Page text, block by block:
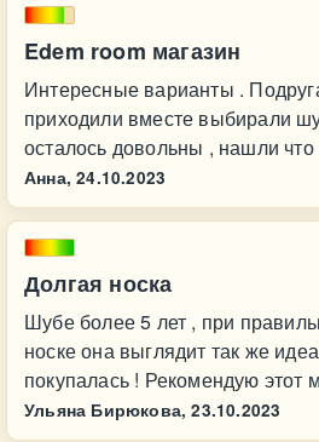
Edem room магазин
Интересные варианты .
приходили вместе выбирали
осталось довольны , нашли что
Анна, 24.10.2023
Долгая носка
Шубе более 5 лет , при
носке она выглядит так же
покупалась ! Рекомендую этот
Ульяна Бирюкова, 23.10.2023